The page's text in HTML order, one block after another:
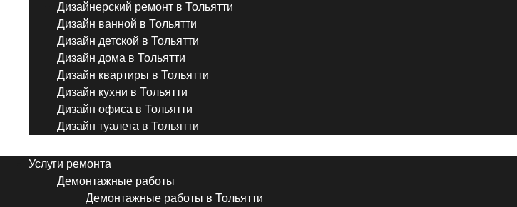
Дизайнерский ремонт в Тольятти
Дизайн ванной в Тольятти
Дизайн детской в Тольятти
Дизайн дома в Тольятти
Дизайн квартиры в Тольятти
Дизайн кухни в Тольятти
Дизайн офиса в Тольятти
Дизайн туалета в Тольятти
Услуги ремонта
Демонтажные работы
Демонтажные работы в Тольятти